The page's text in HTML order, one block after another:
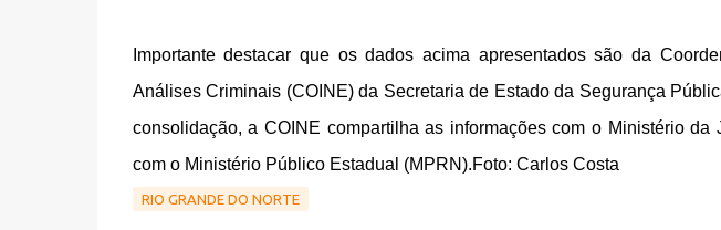
Importante destacar que os dados acima apresentados são da
Análises Criminais (COINE) da Secretaria de Estado da Segurança
consolidação, a COINE compartilha as informações com o Ministério
com o Ministério Público Estadual (MPRN).Foto: Carlos Costa
RIO GRANDE DO NORTE